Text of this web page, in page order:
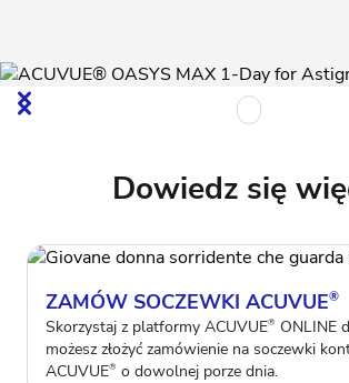
Dowiedz się
ZAMÓW SOCZEWKI ACUVUE®
Skorzystaj z platformy ACUVUE® ONLINE
możesz złożyć zamówienie na soczewki
ACUVUE® o dowolnej porze dnia.